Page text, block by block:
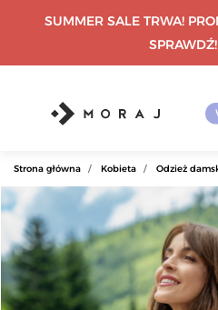
SUMMER SALE TRWA!
SPRAWDŹ!
Strona główna Kobieta Odzież